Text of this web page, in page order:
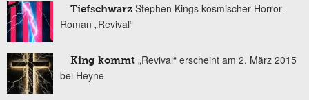
Tiefschwarz Stephen Kings kosmischer Horror-
Roman „Revival“
King kommt „Revival“ erscheint am 2. März 2015
bei Heyne